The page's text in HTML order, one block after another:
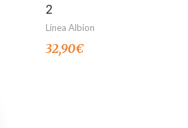
2
Línea Albion
32,90€